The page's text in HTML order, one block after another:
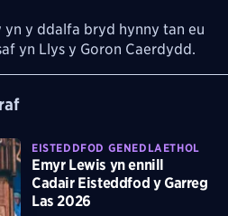
y ddalfa bryd hynny tan eu
yn Llys y Goron Caerdydd.
EISTEDDFOD GENEDLAETHOL
Emyr Lewis yn ennill
Cadair Eisteddfod y Garreg
Las 2026